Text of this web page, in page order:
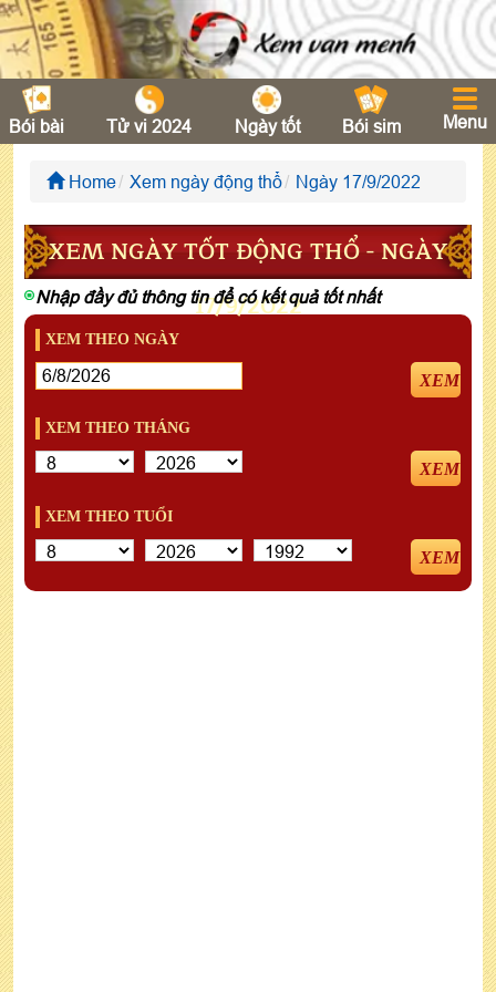
Bói bài Tử vi 2024 Ngày tốt Bói sim Menu
Home Xem ngày động thổ Ngày 17/9/2022
XEM NGÀY TỐT ĐỘNG THỔ - NGÀY
17/9/2022
Nhập đầy đủ thông tin để có kết quả tốt nhất
XEM THEO NGÀY
XEM
XEM THEO THÁNG
XEM
XEM THEO TUỔI
XEM